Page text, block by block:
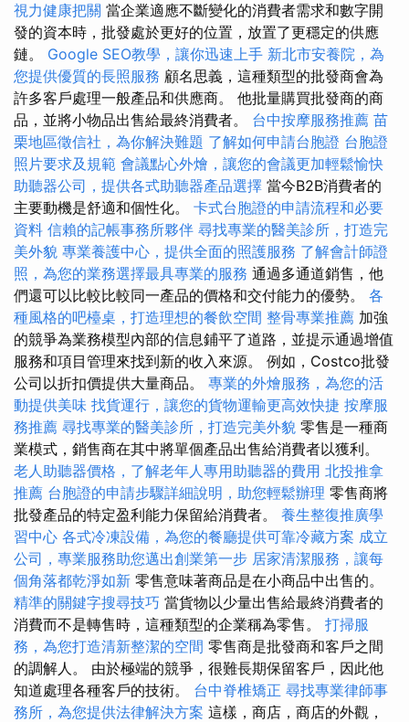
視力健康把關 當企業適應不斷變化的消費者需求和數字開
發的資本時，批發處於更好的位置，放置了更穩定的供應
鏈。 Google SEO教學，讓你迅速上手 新北市安養院，為
您提供優質的長照服務 顧名思義，這種類型的批發商會為
許多客戶處理一般產品和供應商。 他批量購買批發商的商
品，並將小物品出售給最終消費者。 台中按摩服務推薦 苗
栗地區徵信社，為你解決難題 了解如何申請台胞證 台胞證
照片要求及規範 會議點心外燴，讓您的會議更加輕鬆愉快
助聽器公司，提供各式助聽器產品選擇 當今B2B消費者的
主要動機是舒適和個性化。 卡式台胞證的申請流程和必要
資料 信賴的記帳事務所夥伴 尋找專業的醫美診所，打造完
美外貌 專業養護中心，提供全面的照護服務 了解會計師證
照，為您的業務選擇最具專業的服務 通過多通道銷售，他
們還可以比較比較同一產品的價格和交付能力的優勢。 各
種風格的吧檯桌，打造理想的餐飲空間 整骨專業推薦 加強
的競爭為業務模型內部的信息鋪平了道路，並提示通過增值
服務和項目管理來找到新的收入來源。 例如，Costco批發
公司以折扣價提供大量商品。 專業的外燴服務，為您的活
動提供美味 找貨運行，讓您的貨物運輸更高效快捷 按摩服
務推薦 尋找專業的醫美診所，打造完美外貌 零售是一種商
業模式，銷售商在其中將單個產品出售給消費者以獲利。
老人助聽器價格，了解老年人專用助聽器的費用 北投推拿
推薦 台胞證的申請步驟詳細說明，助您輕鬆辦理 零售商將
批發產品的特定盈利能力保留給消費者。 養生整復推廣學
習中心 各式冷凍設備，為您的餐廳提供可靠冷藏方案 成立
公司，專業服務助您邁出創業第一步 居家清潔服務，讓每
個角落都乾淨如新 零售意味著商品是在小商品中出售的。
精準的關鍵字搜尋技巧 當貨物以少量出售給最終消費者的
消費而不是轉售時，這種類型的企業稱為零售。 打掃服
務，為您打造清新整潔的空間 零售商是批發商和客戶之間
的調解人。 由於極端的競爭，很難長期保留客戶，因此他
知道處理各種客戶的技術。 台中脊椎矯正 尋找專業律師事
務所，為您提供法律解決方案 這樣，商店，商店的外觀，